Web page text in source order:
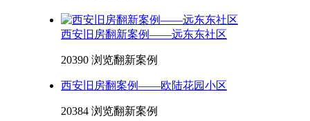
西安旧房翻新案例——远东东社区
20390 浏览翻新案例
西安旧房翻案例——欧陆花园小区
20384 浏览翻新案例